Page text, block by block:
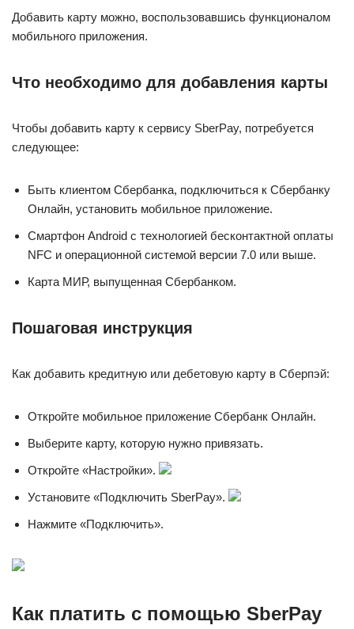
Добавить карту можно, воспользовавшись функционалом
мобильного приложения.
Что необходимо для добавления карты
Чтобы добавить карту к сервису SberPay, потребуется
следующее:
Быть клиентом Сбербанка, подключиться к Сбербанку
Онлайн, установить мобильное приложение.
Смартфон Android с технологией бесконтактной оплаты
NFC и операционной системой версии 7.0 или выше.
Карта МИР, выпущенная Сбербанком.
Пошаговая инструкция
Как добавить кредитную или дебетовую карту в Сберпэй:
Откройте мобильное приложение Сбербанк Онлайн.
Выберите карту, которую нужно привязать.
Откройте «Настройки».
Установите «Подключить SberPay».
Нажмите «Подключить».
Как платить с помощью SberPay